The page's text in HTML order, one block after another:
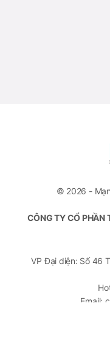
© 2026 -
CÔNG TY CỔ PHẦN
VP Đại diện: Số 46
Email: